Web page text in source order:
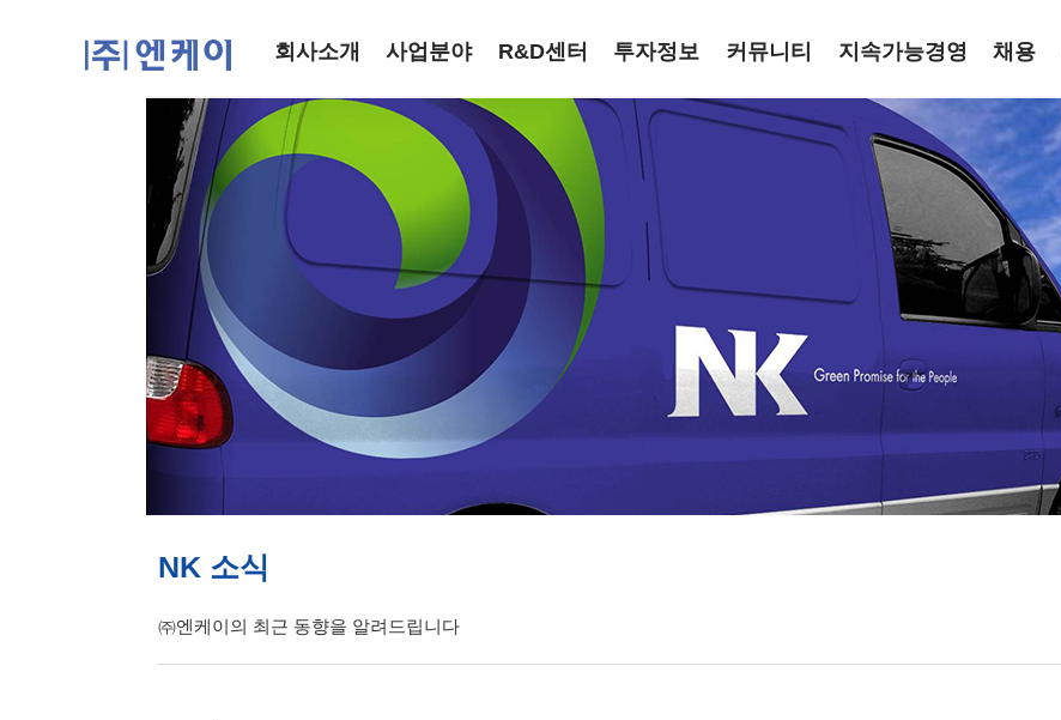
회사소개 사업분야 R&D센터 투자정보 커뮤니티 지속가능경영 채용
NK 소식
㈜엔케이의 최근 동향을 알려드립니다